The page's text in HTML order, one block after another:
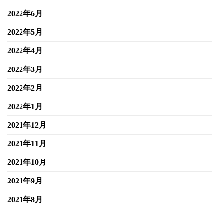
2022年6月
2022年5月
2022年4月
2022年3月
2022年2月
2022年1月
2021年12月
2021年11月
2021年10月
2021年9月
2021年8月